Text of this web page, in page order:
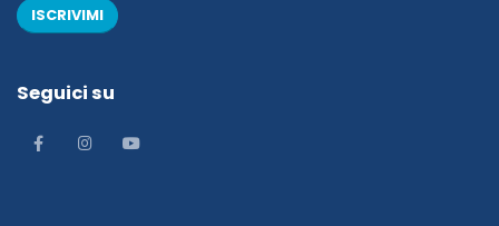
ISCRIVIMI
Seguici su